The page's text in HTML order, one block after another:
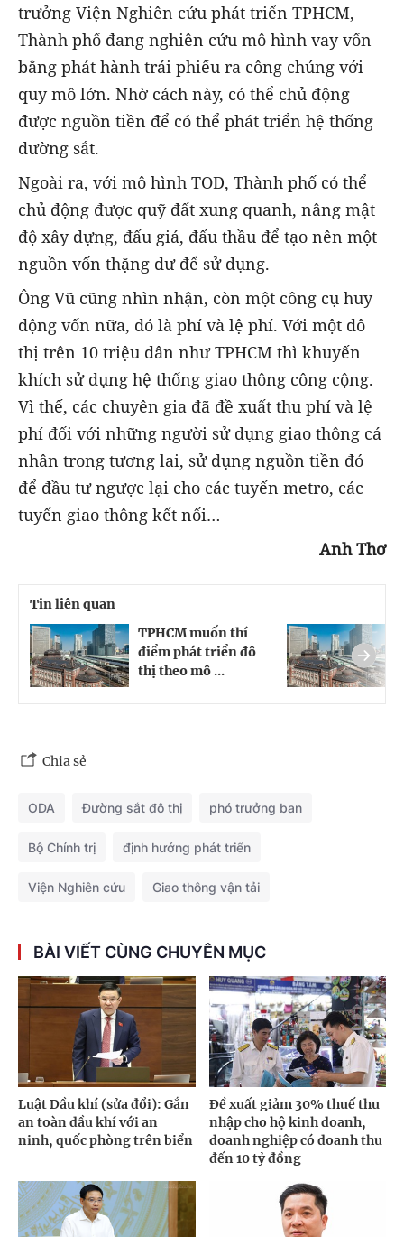
trưởng Viện Nghiên cứu phát triển TPHCM,
Thành phố đang nghiên cứu mô hình vay vốn
bằng phát hành trái phiếu ra công chúng với
quy mô lớn. Nhờ cách này, có thể chủ động
được nguồn tiền để có thể phát triển hệ thống
đường sắt.
Ngoài ra, với mô hình TOD, Thành phố có thể
chủ động được quỹ đất xung quanh, nâng mật
độ xây dựng, đấu giá, đấu thầu để tạo nên một
nguồn vốn thặng dư để sử dụng.
Ông Vũ cũng nhìn nhận, còn một công cụ huy
động vốn nữa, đó là phí và lệ phí. Với một đô
thị trên 10 triệu dân như TPHCM thì khuyến
khích sử dụng hệ thống giao thông công cộng.
Vì thế, các chuyên gia đã đề xuất thu phí và lệ
phí đối với những người sử dụng giao thông cá
nhân trong tương lai, sử dụng nguồn tiền đó
để đầu tư ngược lại cho các tuyến metro, các
tuyến giao thông kết nối…
Anh Thơ
Tin liên quan
TPHCM muốn thí
điểm phát triển đô
thị theo mô ...
Chia sẻ
ODA Đường sắt đô thị phó trưởng ban
Bộ Chính trị định hướng phát triển
Viện Nghiên cứu Giao thông vận tải
BÀI VIẾT CÙNG CHUYÊN MỤC
Luật Dầu khí (sửa đổi): Gắn
an toàn dầu khí với an
ninh, quốc phòng trên biển
Đề xuất giảm 30% thuế thu
nhập cho hộ kinh doanh,
doanh nghiệp có doanh thu
đến 10 tỷ đồng